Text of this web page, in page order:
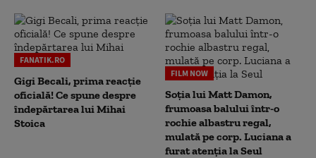
FANATIK.RO
Gigi Becali, prima reacție
oficială! Ce spune despre
îndepărtarea lui Mihai
Stoica
FILM NOW
Soția lui Matt Damon,
frumoasa balului într-o
rochie albastru regal,
mulată pe corp. Luciana a
furat atenția la Seul